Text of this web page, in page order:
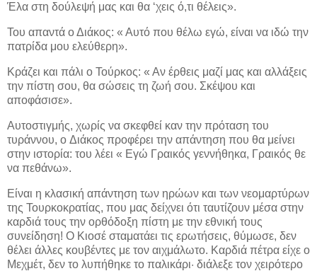
Έλα στη δούλεψή μας και θα ‘χεις ό,τι θέλεις».
Του απαντά ο Διάκος: « Αυτό που θέλω εγώ, είναι να ιδώ την
πατρίδα μου ελεύθερη».
Κράζει και πάλι ο Τούρκος: « Αν έρθεις μαζί μας και αλλάξεις
την πίστη σου, θα σώσεις τη ζωή σου. Σκέψου και
αποφάσισε».
Aυτοστιγμής, χωρίς να σκεφθεί καν την πρόταση του
τυράννου, o Διάκος προφέρει την απάντηση που θα μείνει
στην ιστορία: του λέει « Εγώ Γραικός γεννήθηκα, Γραικός θε
να πεθάνω».
Είναι η κλασική απάντηση των ηρώων και των νεομαρτύρων
της Τουρκοκρατίας, που μας δείχνει ότι ταυτίζουν μέσα στην
καρδιά τους την ορθόδοξη πίστη με την εθνική τους
συνείδηση! Ο Κιοσέ σταματάει τις ερωτήσεις, θύμωσε, δεν
θέλει άλλες κουβέντες με τον αιχμάλωτο. Καρδιά πέτρα είχε ο
Μεχμέτ, δεν το λυπήθηκε το παλικάρι· διάλεξε τον χειρότερο